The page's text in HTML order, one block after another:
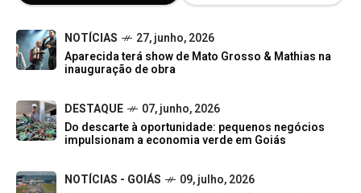
NOTÍCIAS
27, junho, 2026
Aparecida terá show de Mato Grosso & Mathias na
inauguração de obra
DESTAQUE
07, junho, 2026
Do descarte à oportunidade: pequenos negócios
impulsionam a economia verde em Goiás
NOTÍCIAS - GOIÁS
09, julho, 2026